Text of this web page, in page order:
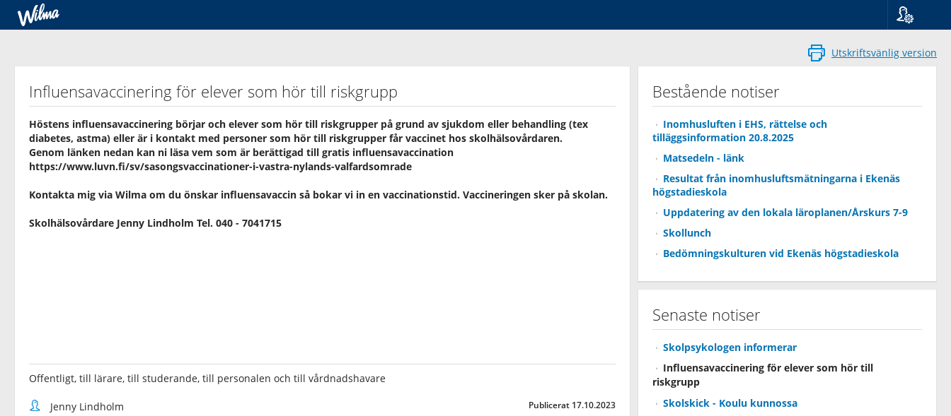
Suomi
Svenska
Influensavaccinering för elever som hör till riskgrupp
Höstens influensavaccinering börjar och elever som hör till riskgrupper på grund av sjukdom eller behandling (tex
diabetes, astma) eller är i kontakt med personer som hör till riskgrupper får vaccinet hos skolhälsovårdaren.
Genom länken nedan kan ni läsa vem som är berättigad till gratis influensavaccination
https://www.luvn.fi/sv/sasongsvaccinationer-i-vastra-nylands-valfardsomrade
Kontakta mig via Wilma om du önskar influensavaccin så bokar vi in en vaccinationstid. Vaccineringen sker på skolan.
Skolhälsovårdare Jenny Lindholm Tel. 040 - 7041715
Offentligt, till lärare, till studerande, till personalen och till vårdnadshavare
Jenny Lindholm Publicerat 17.10.2023
Utskriftsvänlig version
Bestående notiser
Inomhusluften i EHS, rättelse och
tilläggsinformation 20.8.2025
Matsedeln - länk
Resultat från inomhusluftsmätningarna i Ekenäs
högstadieskola
Uppdatering av den lokala läroplanen/Årskurs 7-9
Skollunch
Bedömningskulturen vid Ekenäs högstadieskola
Senaste notiser
Skolpsykologen informerar
Influensavaccinering för elever som hör till
riskgrupp
Skolskick - Koulu kunnossa